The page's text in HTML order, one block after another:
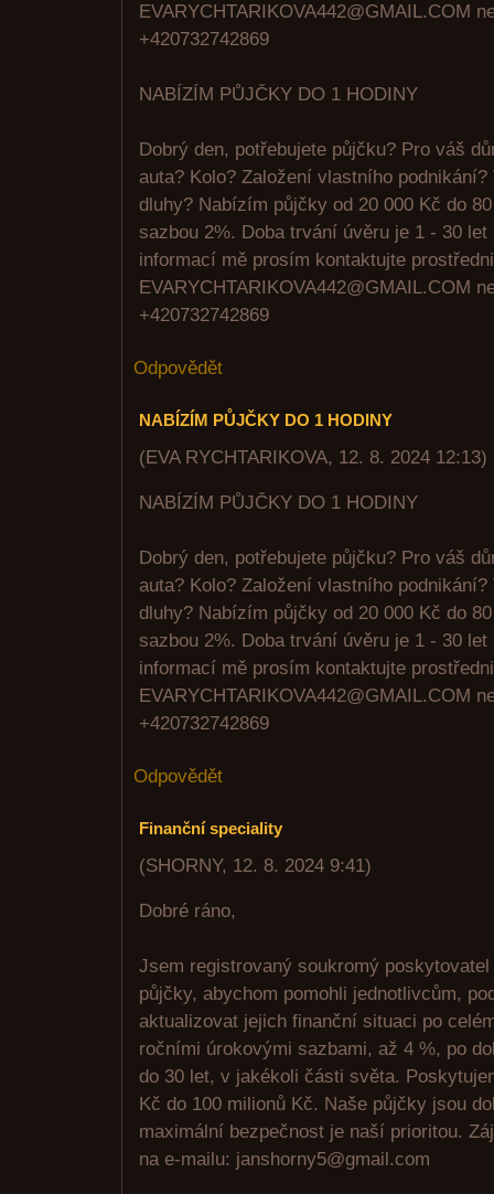
EVARYCHTARIKOVA442@GMAIL.COM
+420732742869
NABÍZÍM PŮJČKY DO 1 HODINY
Dobrý den, potřebujete půjčku? Pro váš
auta? Kolo? Založení vlastního
dluhy? Nabízím půjčky od 20 000 Kč do
sazbou 2%. Doba trvání úvěru je 1 - 30
informací mě prosím kontaktujte
EVARYCHTARIKOVA442@GMAIL.COM
+420732742869
Odpovědět
NABÍZÍM PŮJČKY DO 1 HODINY
(EVA RYCHTARIKOVA, 12. 8. 2024 12:13)
NABÍZÍM PŮJČKY DO 1 HODINY
Dobrý den, potřebujete půjčku? Pro váš
auta? Kolo? Založení vlastního
dluhy? Nabízím půjčky od 20 000 Kč do
sazbou 2%. Doba trvání úvěru je 1 - 30
informací mě prosím kontaktujte
EVARYCHTARIKOVA442@GMAIL.COM
+420732742869
Odpovědět
Finanční speciality
(SHORNY, 12. 8. 2024 9:41)
Dobré ráno,
Jsem registrovaný soukromý
půjčky, abychom pomohli jednotlivcům,
aktualizovat jejich finanční situaci po
ročními úrokovými sazbami, až 4 %, po
do 30 let, v jakékoli části světa.
Kč do 100 milionů Kč. Naše půjčky jsou
maximální bezpečnost je naší prioritou.
na e-mailu: janshorny5@gmail.com